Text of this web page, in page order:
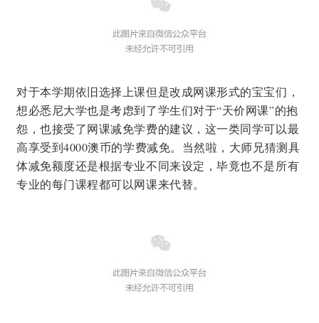
对于本学期依旧选择上课但是改成网课形式的宝宝们，
想必悉尼大学也是考虑到了学生们对于“天价网课”的抱
怨，也接受了网课减免学费的建议，这一类同学可以最
高享受到4000澳币的学费减免。当然啦，大师兄猜测具
体减免额度还是根据专业不同来设定，毕竟也不是所有
专业的每门课程都可以网课来代替。